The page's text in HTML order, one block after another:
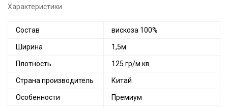
Характеристики
Состав вискоза 100%
Ширина 1,5м
Плотность 125 гр/м.кв
Страна производитель Китай
Особенности Премиум